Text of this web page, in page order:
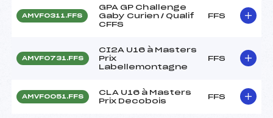
AMVF0311.FFS
GPA GP Challenge
Gaby Curien / Qualif
CFFS
FFS
AMVF0731.FFS
CI2A U16 à Masters
Prix
Labellemontagne
FFS
AMVF0051.FFS
CLA U16 à Masters
Prix Decobois
FFS